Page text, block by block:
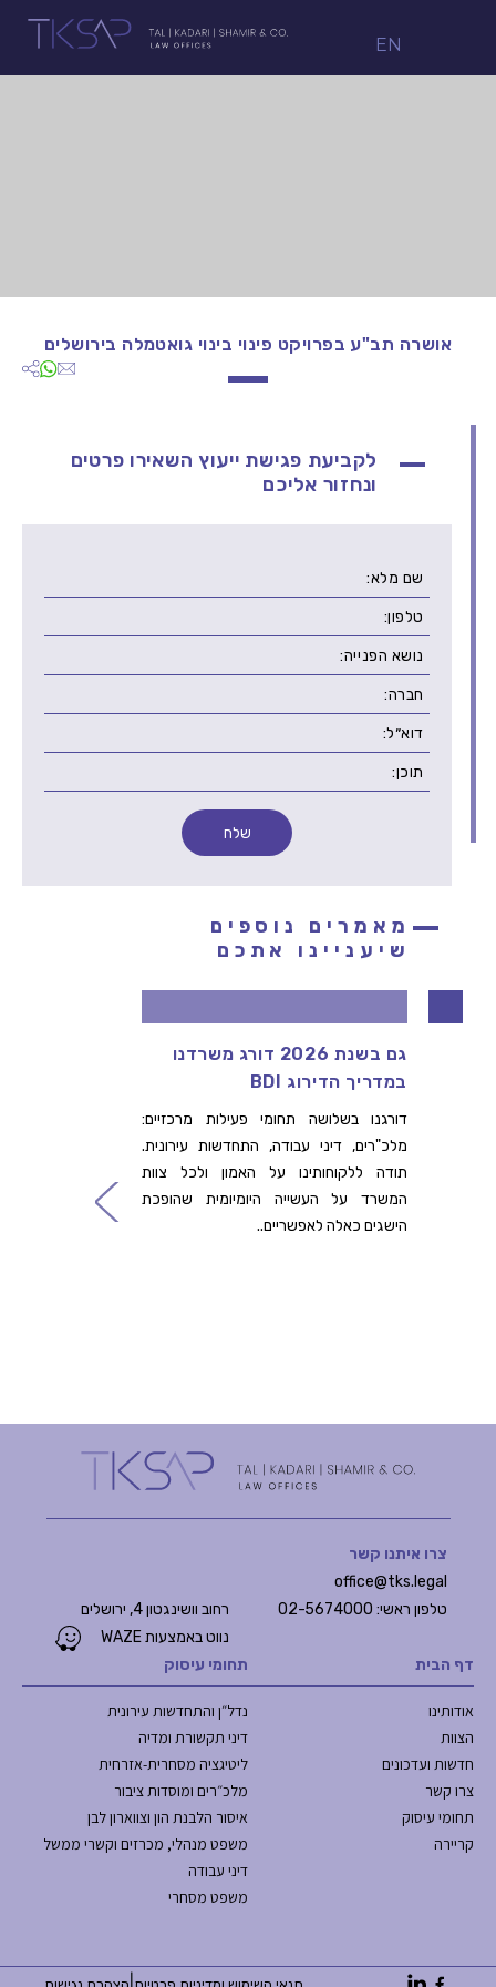
EN
אושרה תב"ע בפרויקט פינוי בינוי גואטמלה בירושלים
לקביעת פגישת ייעוץ השאירו פרטים
ונחזור אליכם
מאמרים נוספים
שיעניינו אתכם
גם בשנת 2026 דורג משרדנו
במדריך הדירוג BDI
דורגנו בשלושה תחומי פעילות מרכזיים:
מלכ"רים, דיני עבודה, התחדשות עירונית.
תודה ללקוחותינו על האמון ולכל צוות
המשרד על העשייה היומיומית שהופכת
הישגים כאלה לאפשריים..
דף הבית
אודותינו
הצוות
חדשות ועדכונים
צרו קשר
תחומי עיסוק
קריירה
תחומי עיסוק
נדל״ן והתחדשות עירונית
דיני תקשורת ומדיה
ליטיגציה מסחרית-אזרחית
מלכ״רים ומוסדות ציבור
איסור הלבנת הון וצווארון לבן
משפט מנהלי, מכרזים וקשרי ממשל
דיני עבודה
משפט מסחרי
צרו איתנו קשר
office@tks.legal
טלפון ראשי: 02-5674000
רחוב וושינגטון 4, ירושלים
נווט באמצעות WAZE
הצהרת נגישות תנאי השימוש ומדיניות פרטיות